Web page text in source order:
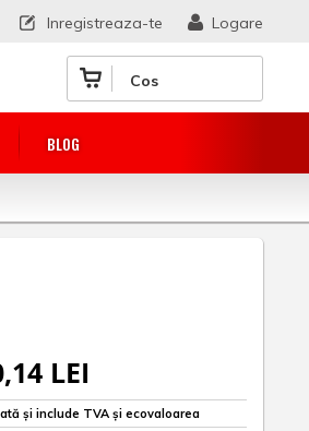
Cos
BLOG
Logare
Inregistreaza-te
LEI
și include TVA și ecovaloarea